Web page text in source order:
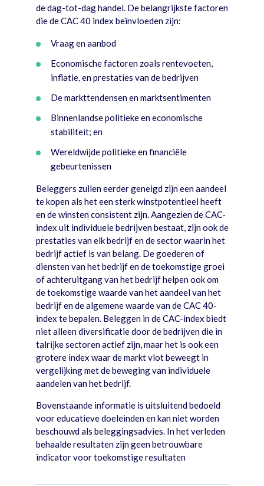
de dag-tot-dag handel. De belangrijkste factoren
die de CAC 40 index beïnvloeden zijn:
Vraag en aanbod
Economische factoren zoals rentevoeten,
inflatie, en prestaties van de bedrijven
De markttendensen en marktsentimenten
Binnenlandse politieke en economische
stabiliteit; en
Wereldwijde politieke en financiële
gebeurtenissen
Beleggers zullen eerder geneigd zijn een aandeel
te kopen als het een sterk winstpotentieel heeft
en de winsten consistent zijn. Aangezien de CAC-
index uit individuele bedrijven bestaat, zijn ook de
prestaties van elk bedrijf en de sector waarin het
bedrijf actief is van belang. De goederen of
diensten van het bedrijf en de toekomstige groei
of achteruitgang van het bedrijf helpen ook om
de toekomstige waarde van het aandeel van het
bedrijf en de algemene waarde van de CAC 40-
index te bepalen. Beleggen in de CAC-index biedt
niet alleen diversificatie door de bedrijven die in
talrijke sectoren actief zijn, maar het is ook een
grotere index waar de markt vlot beweegt in
vergelijking met de beweging van individuele
aandelen van het bedrijf.
Bovenstaande informatie is uitsluitend bedoeld
voor educatieve doeleinden en kan niet worden
beschouwd als beleggingsadvies. In het verleden
behaalde resultaten zijn geen betrouwbare
indicator voor toekomstige resultaten